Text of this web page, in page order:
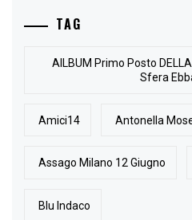
TAG
AlLBUM Primo Posto DELLA
Sfera
Amici14 Antonella
Assago Milano 12 Giugno
Blu Indaco